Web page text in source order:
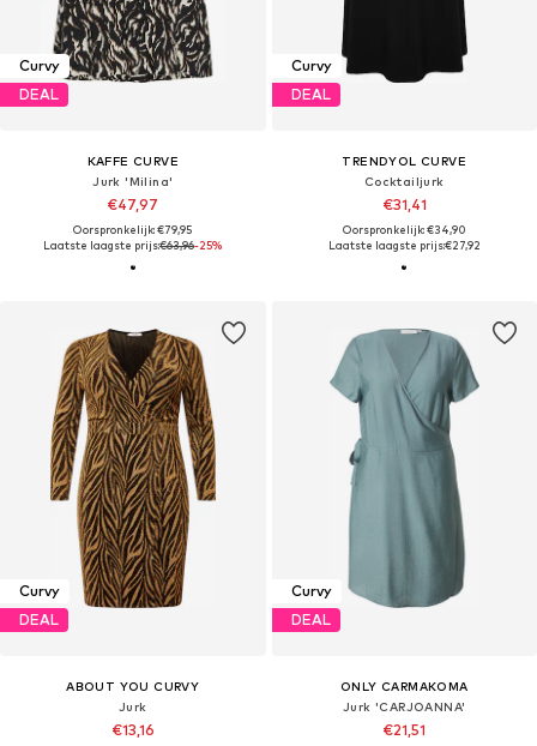
Curvy
DEAL
KAFFE CURVE
Jurk 'Milina'
€47,97
Oorspronkelijk: €79,95
Laatste laagste prijs:€63,96-25%
Curvy
DEAL
TRENDYOL CURVE
Cocktailjurk
€31,41
Oorspronkelijk: €34,90
Laatste laagste prijs:€27,92
Curvy
DEAL
ABOUT YOU CURVY
Jurk
€13,16
Curvy
DEAL
ONLY CARMAKOMA
Jurk 'CARJOANNA'
€21,51